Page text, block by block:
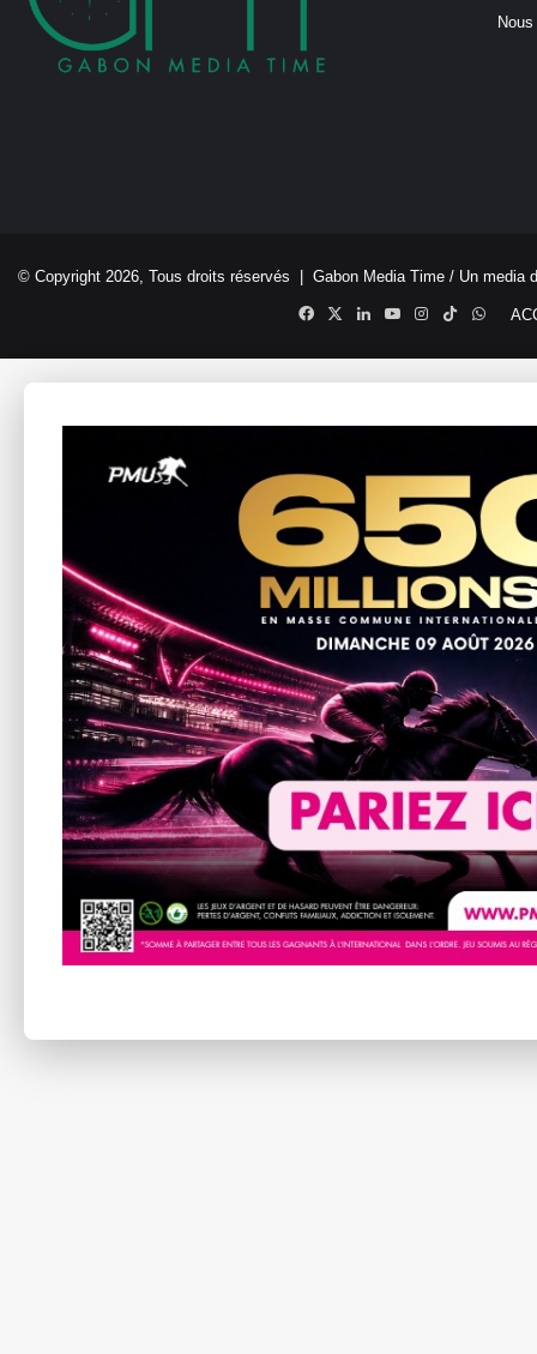
© Copyright 2026, Tous droits réservés | Gabon Media Time / Un media
Facebook
X LinkedinYouTubeInstagram
TikTok